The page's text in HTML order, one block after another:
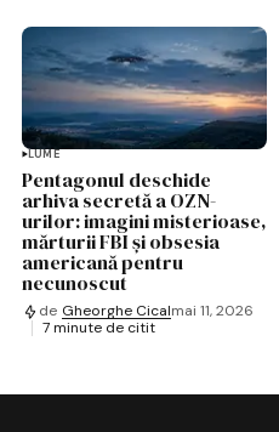
LUME
Pentagonul deschide
arhiva secretă a OZN-
urilor: imagini misterioase,
mărturii FBI și obsesia
americană pentru
necunoscut
de Gheorghe Cicalmai 11, 2026
7 minute de citit